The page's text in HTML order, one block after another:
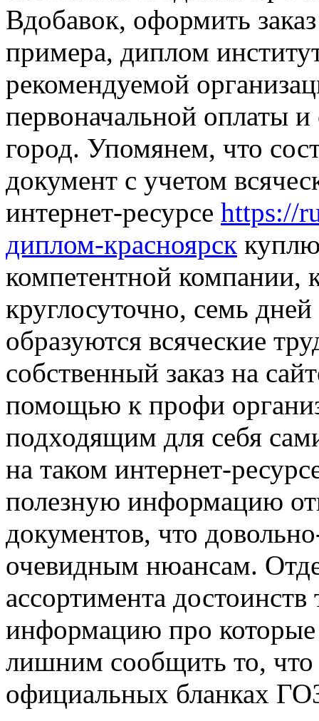
Вдобавок, оформить
примера, диплом
рекомендуемой
первоначальной оплаты
город. Упомянем, что
документ с учетом
интернет-ресурсе https://
диплом-красноярск
компетентной компании,
круглосуточно, семь
образуются всяческие
собственный заказ на
помощью к профи
подходящим для себя
на таком интернет-
полезную информацию
документов, что
очевидным нюансам.
ассортимента
информацию про
лишним сообщить то, что
официальных бланках